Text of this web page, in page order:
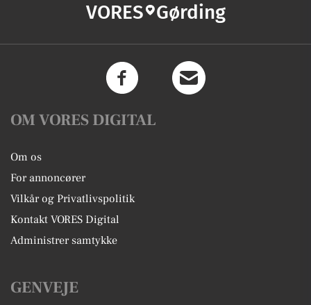
VORES Gørding
OM VORES DIGITAL
Om os
For annoncører
Vilkår og Privatlivspolitik
Kontakt VORES Digital
Administrer samtykke
GENVEJE